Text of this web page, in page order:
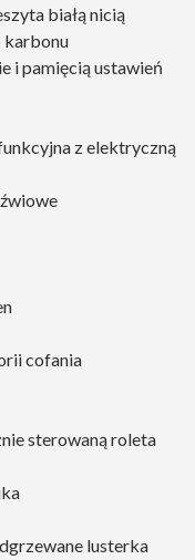
białą nicią
karbonu
i pamięcią ustawień
z elektryczną
cofania
sterowaną roleta
lusterka